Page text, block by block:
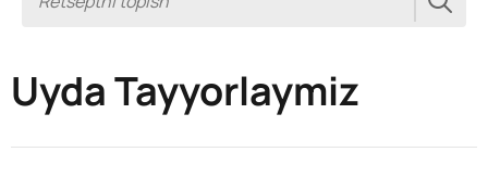
Uyda Tayyorlaymiz